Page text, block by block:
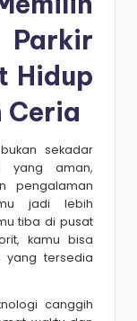
Hidup
Ceria
sekadar
yang aman,
pengalaman
jadi lebih
tiba di pusat
kamu bisa
yang tersedia
canggih